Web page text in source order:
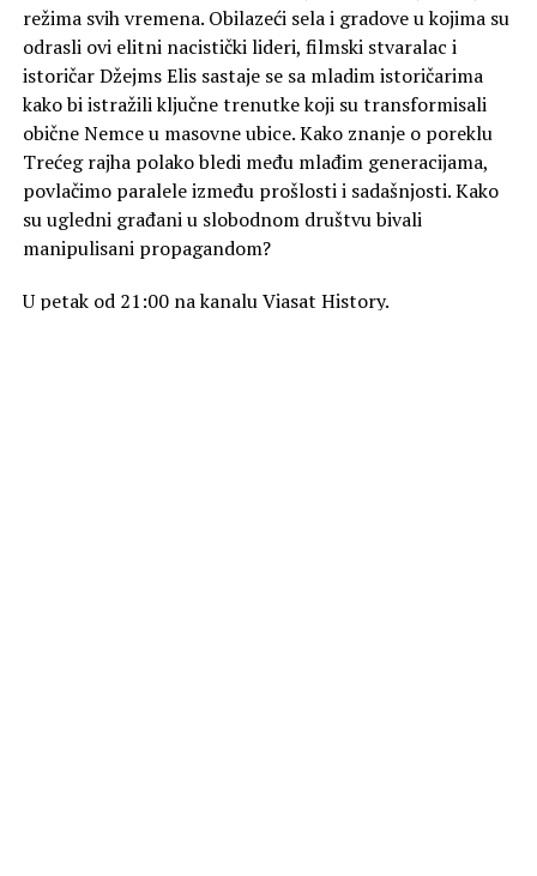
režima svih vremena. Obilazeći sela i gradove u kojima su
odrasli ovi elitni nacistički lideri, filmski stvaralac i
istoričar Džejms Elis sastaje se sa mladim istoričarima
kako bi istražili ključne trenutke koji su transformisali
obične Nemce u masovne ubice. Kako znanje o poreklu
Trećeg rajha polako bledi među mlađim generacijama,
povlačimo paralele između prošlosti i sadašnjosti. Kako
su ugledni građani u slobodnom društvu bivali
manipulisani propagandom?
U petak od 21:00 na kanalu Viasat History.